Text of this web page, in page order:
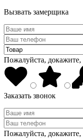
Вызвать замерщика
Пожалуйста,
Заказать звонок
Пожалуйста,